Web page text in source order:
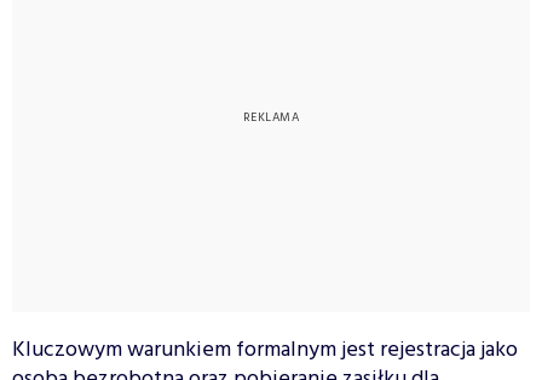
Kluczowym warunkiem formalnym jest rejestracja jako